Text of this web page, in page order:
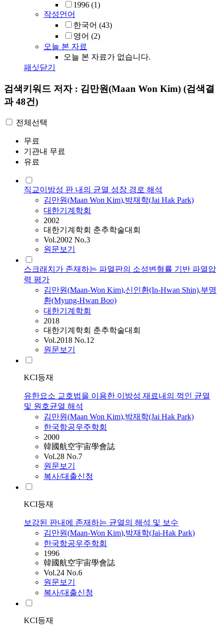
1996 (1)
작성언어
한국어 (43)
영어 (2)
오늘 본 자료
오늘 본 자료가 없습니다.
패싯닫기
검색키워드 저자 : 김만원(Maan Won Kim) (검색결
과 48건)
전체선택
무료
기관내 무료
유료
직교이방성 판 내의 균열 성장 경로 해석
김만원(Maan Won Kim),박재학(Jai Hak Park)
대한기계학회
2002
대한기계학회 춘추학술대회
Vol.2002 No.3
원문보기
스크래치가 존재하는 파열판의 소성변형률 기반 파열압
력 평가
김만원(Maan-Won Kim),신인환(In-Hwan Shin),부명
환(Myung-Hwan Boo)
대한기계학회
2018
대한기계학회 춘추학술대회
Vol.2018 No.12
원문보기
KCI등재
유한요소 교호법을 이용한 이방성 재료내의 꺽인 균열
및 원호균열 해석
김만원(Maan Won Kim),박재학(Jai Hak Park)
한국항공우주학회
2000
韓國航空宇宙學會誌
Vol.28 No.7
원문보기
복사/대출신청
KCI등재
보강된 판내에 존재하는 균열의 해석 및 보수
김만원(Maan-Won Kim),박재학(Jai-Hak Park)
한국항공우주학회
1996
韓國航空宇宙學會誌
Vol.24 No.6
원문보기
복사/대출신청
KCI등재